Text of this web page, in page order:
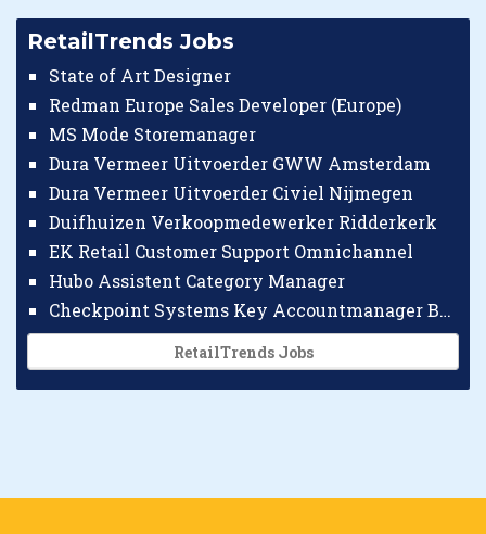
RetailTrends Jobs
State of Art Designer
Redman Europe Sales Developer (Europe)
MS Mode Storemanager
Dura Vermeer Uitvoerder GWW Amsterdam
Dura Vermeer Uitvoerder Civiel Nijmegen
Duifhuizen Verkoopmedewerker Ridderkerk
EK Retail Customer Support Omnichannel
Hubo Assistent Category Manager
Checkpoint Systems Key Accountmanager Benelux
RetailTrends Jobs